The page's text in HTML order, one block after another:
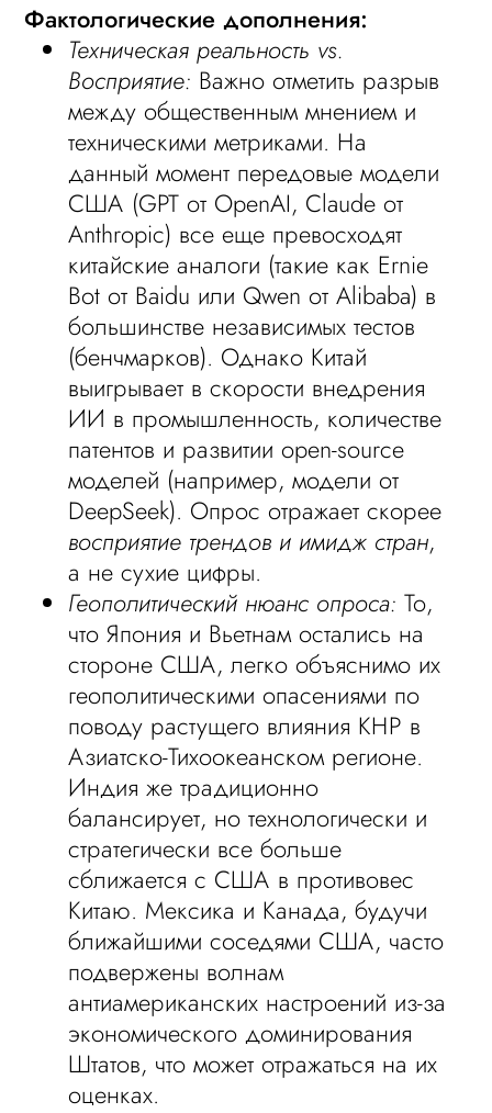
Фактологические дополнения:
Техническая реальность vs.
Восприятие: Важно отметить разрыв
между общественным мнением и
техническими метриками. На
данный момент передовые модели
США (GPT от OpenAI, Claude от
Anthropic) все еще превосходят
китайские аналоги (такие как Ernie
Bot от Baidu или Qwen от Alibaba) в
большинстве независимых тестов
(бенчмарков). Однако Китай
выигрывает в скорости внедрения
ИИ в промышленность, количестве
патентов и развитии open-source
моделей (например, модели от
DeepSeek). Опрос отражает скорее
восприятие трендов и имидж стран,
а не сухие цифры.
Геополитический нюанс опроса: То,
что Япония и Вьетнам остались на
стороне США, легко объяснимо их
геополитическими опасениями по
поводу растущего влияния КНР в
Азиатско-Тихоокеанском регионе.
Индия же традиционно
балансирует, но технологически и
стратегически все больше
сближается с США в противовес
Китаю. Мексика и Канада, будучи
ближайшими соседями США, часто
подвержены волнам
антиамериканских настроений из-за
экономического доминирования
Штатов, что может отражаться на их
оценках.